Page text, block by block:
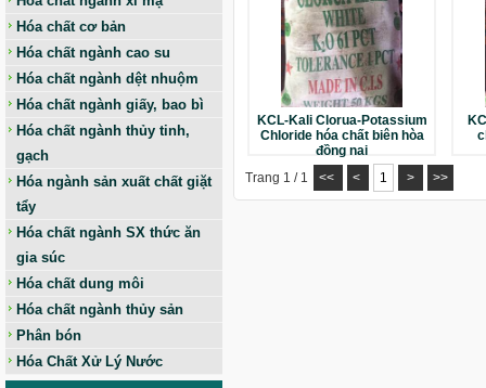
Hóa chất cơ bản
Hóa chất ngành cao su
Hóa chất ngành dệt nhuộm
Hóa chất ngành giấy, bao bì
Hóa chất ngành thủy tinh,
gạch
Hóa ngành sản xuất chất giặt
tẩy
Hóa chất ngành SX thức ăn
gia súc
Hóa chất dung môi
Hóa chất ngành thủy sản
Phân bón
Hóa Chất Xử Lý Nước
KCL-Kali Clorua-Potassium
Chloride hóa chất biên hòa
đồng nai
Trang 1 / 1 << < 1 > >>